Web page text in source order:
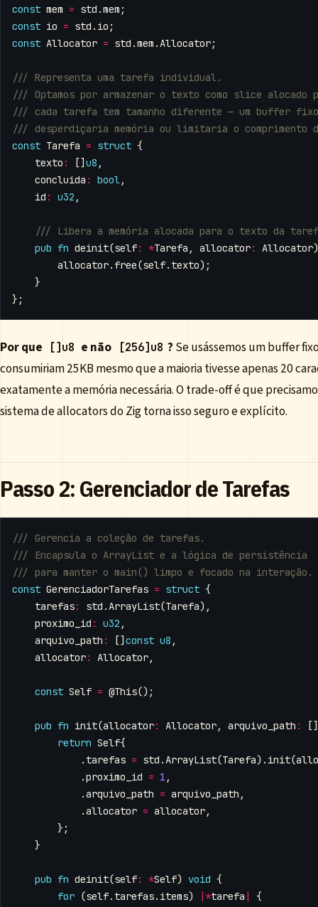
const mem = std .mem ;
const io = std . io ;
const Allocator = std .mem .Allocator;
const Tarefa = struct {
texto : [] u8 ,
concluida : bool,
id : u32 ,
pub fn deinit(self: *Tarefa , allocator: Allocator)
allocator. free(self. texto);
}
};
Por que []u8 e não [256]u8 ? Se usássemos um buffer
consumiriam 25KB mesmo que a maioria tivesse apenas 20
exatamente a memória necessária. O trade-off é que
sistema de allocators do Zig torna isso seguro e explícito.
Passo 2: Gerenciador de Tarefas
const GerenciadorTarefas = struct {
tarefas: std .ArrayList(Tarefa),
proximo_id : u32 ,
arquivo_path : [] const u8 ,
allocator: Allocator,
const Self = @This();
pub fn init(allocator: Allocator, arquivo_path :
[]
return Self{
. tarefas = std .ArrayList(Tarefa). init(
.proximo_id = 1 ,
.arquivo_path = arquivo_path ,
.allocator = allocator,
};
}
pub fn deinit(self: *Self) void {
for (self. tarefas. items) |*tarefa | {